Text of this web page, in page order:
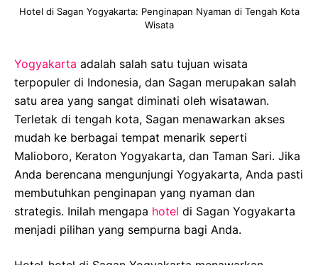
Hotel di Sagan Yogyakarta: Penginapan Nyaman di Tengah Kota
Wisata
Yogyakarta adalah salah satu tujuan wisata
terpopuler di Indonesia, dan Sagan merupakan salah
satu area yang sangat diminati oleh wisatawan.
Terletak di tengah kota, Sagan menawarkan akses
mudah ke berbagai tempat menarik seperti
Malioboro, Keraton Yogyakarta, dan Taman Sari. Jika
Anda berencana mengunjungi Yogyakarta, Anda pasti
membutuhkan penginapan yang nyaman dan
strategis. Inilah mengapa hotel di Sagan Yogyakarta
menjadi pilihan yang sempurna bagi Anda.